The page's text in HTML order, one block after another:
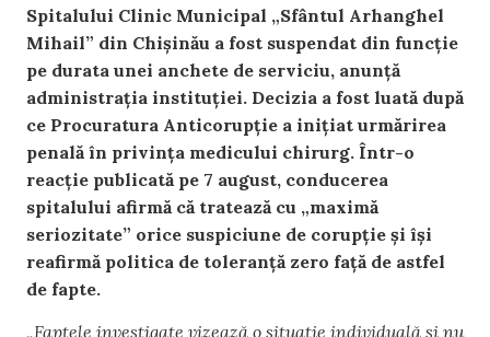
Spitalului Clinic Municipal „Sfântul Arhanghel
Mihail” din Chișinău a fost suspendat din funcție
pe durata unei anchete de serviciu, anunță
administrația instituției. Decizia a fost luată după
ce Procuratura Anticorupție a inițiat urmărirea
penală în privința medicului chirurg. Într-o
reacție publicată pe 7 august, conducerea
spitalului afirmă că tratează cu „maximă
seriozitate” orice suspiciune de corupție și își
reafirmă politica de toleranță zero față de astfel
de fapte.
„Faptele investigate vizează o situație individuală și nu